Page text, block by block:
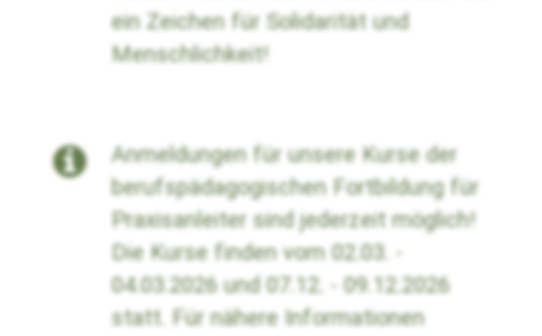
ein Zeichen für Solidarität und
Menschlichkeit!
Anmeldungen für unsere Kurse der
berufspädagogischen Fortbildung für
Praxisanleiter sind jederzeit möglich!
Die Kurse finden vom 02.03. -
04.03.2026 und 07.12. - 09.12.2026
statt. Für nähere Informationen